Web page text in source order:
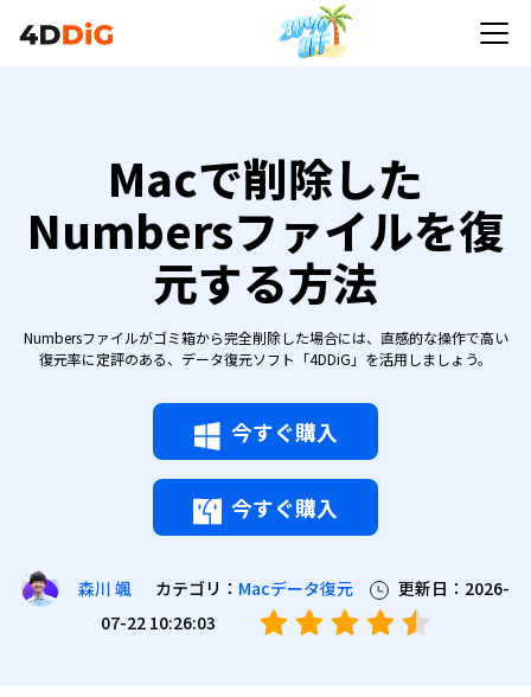
Macで削除した
Numbersファイルを復
元する方法
Numbersファイルがゴミ箱から完全削除した場合には、直感的な操作で高い
復元率に定評のある、データ復元ソフト「4DDiG」を活用しましょう。
今すぐ購入
今すぐ購入
森川 颯 カテゴリ： Macデータ復元
更新日：2026-
07-22 10:26:03